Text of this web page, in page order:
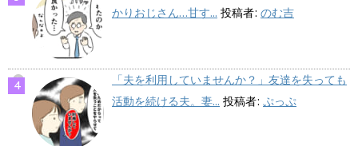
かりおじさん…甘す... 投稿者: のむ吉
「夫を利用していませんか？」友達を失っても
活動を続ける夫。妻... 投稿者: ぷっぷ